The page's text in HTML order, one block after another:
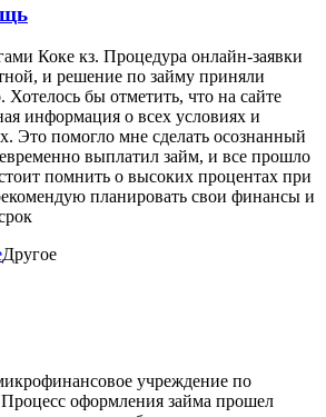
Коке кз. Процедура онлайн-заявки
и решение по займу приняли
Хотелось бы отметить, что на сайте
информация о всех условиях и
Это помогло мне сделать осознанный
выплатил займ, и все прошло
помнить о высоких процентах при
планировать свои финансы и
Другое
учреждение по
оформления займа прошел